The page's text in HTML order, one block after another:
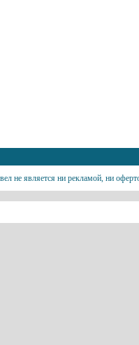
не является ни рекламой, ни